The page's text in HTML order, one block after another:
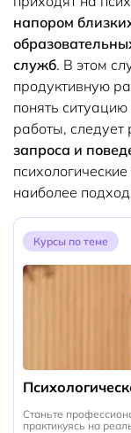
напором
служб. В этом
продуктивную
понять
работы,
запроса и
наиболее
Курсы по теме
Станьте
практикуясь на